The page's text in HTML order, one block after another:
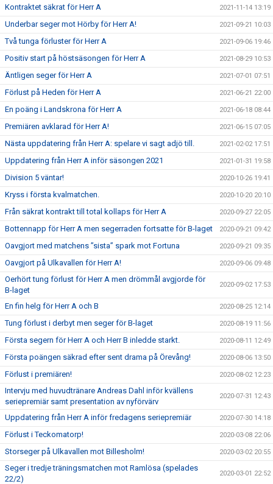
Kontraktet säkrat för Herr A 2021-11-14 13:19
Underbar seger mot Hörby för Herr A! 2021-09-21 10:03
Två tunga förluster för Herr A 2021-09-06 19:46
Positiv start på höstsäsongen för Herr A 2021-08-29 10:53
Äntligen seger för Herr A 2021-07-01 07:51
Förlust på Heden för Herr A 2021-06-21 22:00
En poäng i Landskrona för Herr A 2021-06-18 08:44
Premiären avklarad för Herr A! 2021-06-15 07:05
Nästa uppdatering från Herr A: spelare vi sagt adjö till. 2021-02-02 17:51
Uppdatering från Herr A inför säsongen 2021 2021-01-31 19:58
Division 5 väntar! 2020-10-26 19:41
Kryss i första kvalmatchen. 2020-10-20 20:10
Från säkrat kontrakt till total kollaps för Herr A 2020-09-27 22:05
Bottennapp för Herr A men segerraden fortsatte för B-laget 2020-09-21 09:42
Oavgjort med matchens ”sista” spark mot Fortuna 2020-09-21 09:35
Oavgjort på Ulkavallen för Herr A! 2020-09-06 09:48
Oerhört tung förlust för Herr A men drömmål avgjorde för
B-laget
2020-09-02 17:53
En fin helg för Herr A och B 2020-08-25 12:14
Tung förlust i derbyt men seger för B-laget 2020-08-19 11:56
Första segern för Herr A och Herr B inledde starkt. 2020-08-11 12:49
Första poängen säkrad efter sent drama på Örevång! 2020-08-06 13:50
Förlust i premiären! 2020-08-02 12:23
Intervju med huvudtränare Andreas Dahl inför kvällens
seriepremiär samt presentation av nyförvärv
2020-07-31 12:43
Uppdatering från Herr A inför fredagens seriepremiär 2020-07-30 14:18
Förlust i Teckomatorp! 2020-03-08 22:06
Storseger på Ulkavallen mot Billesholm! 2020-03-02 20:55
Seger i tredje träningsmatchen mot Ramlösa (spelades
22/2)
2020-03-01 22:52